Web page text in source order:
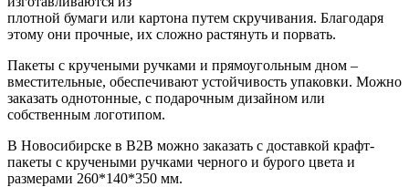
плотной бумаги или картона путем скручивания. Благодаря
этому они прочные, их сложно растянуть и порвать.
Пакеты с кручеными ручками и прямоугольным дном –
вместительные, обеспечивают устойчивость упаковки. Можно
заказать однотонные, с подарочным дизайном или
собственным логотипом.
В Новосибирске в B2B можно заказать с доставкой крафт-
пакеты с кручеными ручками черного и бурого цвета и
размерами 260*140*350 мм.